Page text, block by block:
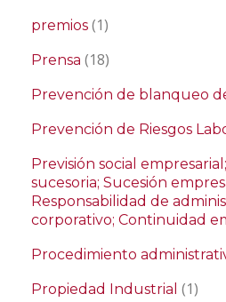
premios (1)
Prensa (18)
Prevención de blanqueo
Prevención de Riesgos
Previsión social
sucesoria; Sucesión
Responsabilidad de
corporativo; Continuidad
Procedimiento
Propiedad Industrial (1)